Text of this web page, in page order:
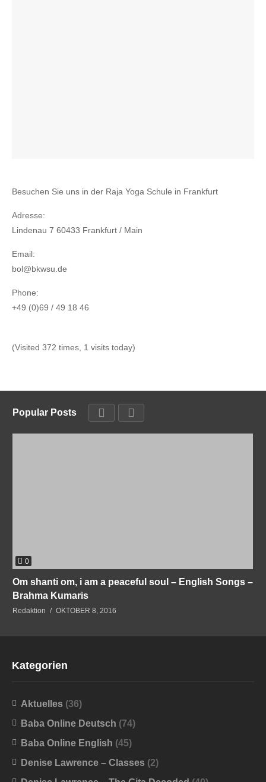
Besuchen Sie uns in der Raja Yoga Schule in Frankfurt
Adresse:
Lindenau 7 60433 Frankfurt / Main
Email:
bol@bkwsu.de
Phone:
+49 (0)69 / 49 18 46
(Visited 372 times, 1 visits today)
Popular Posts
0
Om shanti om, i am a peaceful soul – English Songs –
Brahma Kumaris
Redaktion OKTOBER 8, 2016
Kategorien
Aktuelles (36)
Baba Online Deutsch (74)
Baba Online English (45)
Denise Lawrence – Classes (2)